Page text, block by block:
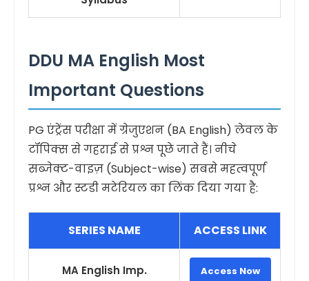
DDU MA English Most
Important Questions
PG एंट्रेंस परीक्षा में ग्रेजुएशन (BA English) लेवल के
टॉपिक्स से गहराई से प्रश्न पूछे जाते हैं। नीचे
सब्जेक्ट-वाइज़ (Subject-wise) सबसे महत्वपूर्ण
प्रश्न और स्टडी मटेरियल का लिंक दिया गया है:
SERIES NAME ACCESS LINK
MA English Imp.
Access Now